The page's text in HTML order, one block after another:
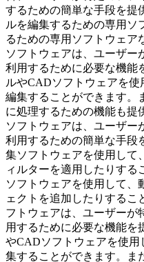
するための簡単な手段を提
ルを編集するための専用ソ
るための専用ソフトウェア
ソフトウェアは、ユーザー
利用するために必要な機能
ルやCADソフトウェアを
編集することができます。
に処理するための機能も提
ソフトウェアは、ユーザー
利用するための簡単な手段
集ソフトウェアを使用して
ィルターを適用したりする
ソフトウェアを使用して、
ェクトを追加したりするこ
フトウェアは、ユーザーが
用するために必要な機能を
やCADソフトウェアを使
集することができます。ま